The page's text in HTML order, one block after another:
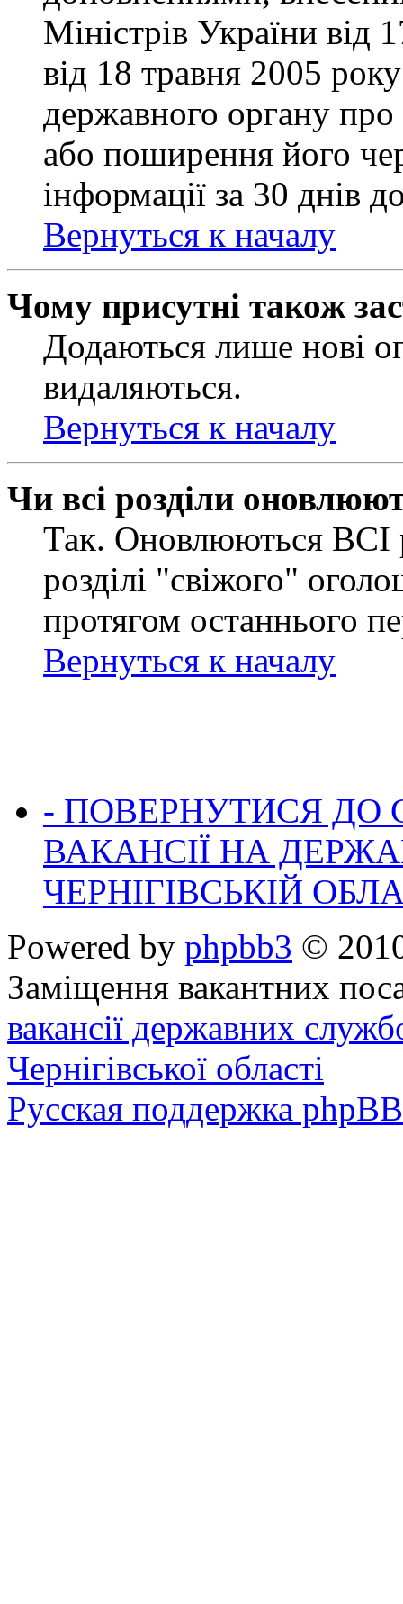
Міністрів України від
від 18 травня 2005
державного органу
або поширення його
інформації за 30 днів
Вернуться к началу
Чому присутні також
Додаються лише нові
видаляються.
Вернуться к началу
Чи всі розділи
Так. Оновлюються ВСІ
розділі "свіжого"
протягом останнього
Вернуться к началу
- ПОВЕРНУТИСЯ ДО
ВАКАНСІЇ НА
ЧЕРНІГІВСЬКІЙ
Powered by phpbb3 ©
Заміщення вакантних
вакансії державних
Чернігівської області
Русская поддержка phpBB